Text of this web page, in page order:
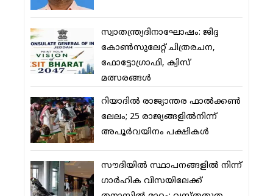
സ്വാതന്ത്ര്യദിനാഘോഷം: ജിദ്ദ
കോണ്‍സുലേറ്റ് ചിത്രരചന,
ഫോട്ടോഗ്രാഫി, ക്വിസ്
മത്സരങ്ങള്‍
റിയാദില്‍ രാജ്യാന്തര ഫാല്‍ക്കണ്‍
ലേലം; 25 രാജ്യങ്ങളില്‍നിന്ന്
അപൂര്‍വയിനം പക്ഷികള്‍
സൗദിയില്‍ സ്ഥാപനങ്ങളില്‍ നിന്ന്
ഗാര്‍ഹിക വിസയിലേക്ക്